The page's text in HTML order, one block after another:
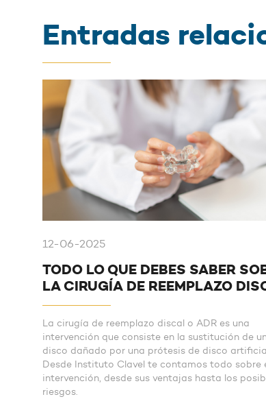
Entradas
12-06-2025
TODO LO QUE DEBES SABER
LA CIRUGÍA DE REEMPLAZO
La cirugía de reemplazo discal o ADR es una
intervención que consiste en la sustitución de
disco dañado por una prótesis de disco
Desde Instituto Clavel te contamos todo sobre
intervención, desde sus ventajas hasta los
riesgos.